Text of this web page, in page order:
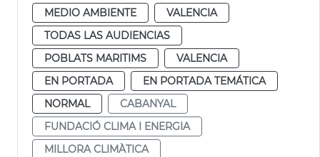
MEDIO AMBIENTE
VALENCIA
TODAS LAS AUDIENCIAS
POBLATS MARITIMS
VALENCIA
EN PORTADA
EN PORTADA TEMÁTICA
NORMAL
CABANYAL
FUNDACIÓ CLIMA I ENERGIA
MILLORA CLIMÀTICA